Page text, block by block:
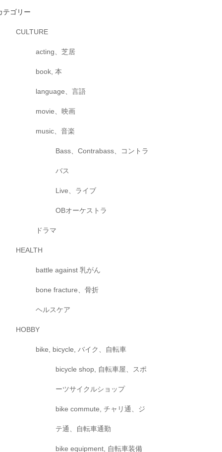
テゴリー
CULTURE
acting、芝居
book, 本
language、言語
movie、映画
music、音楽
Bass、Contrabass、コントラ
バス
Live、ライブ
OBオーケストラ
ドラマ
HEALTH
battle against 乳がん
bone fracture、骨折
ヘルスケア
HOBBY
bike, bicycle, バイク、自転車
bicycle shop, 自転車屋、スポ
ーツサイクルショップ
bike commute, チャリ通、ジ
テ通、自転車通勤
bike equipment, 自転車装備